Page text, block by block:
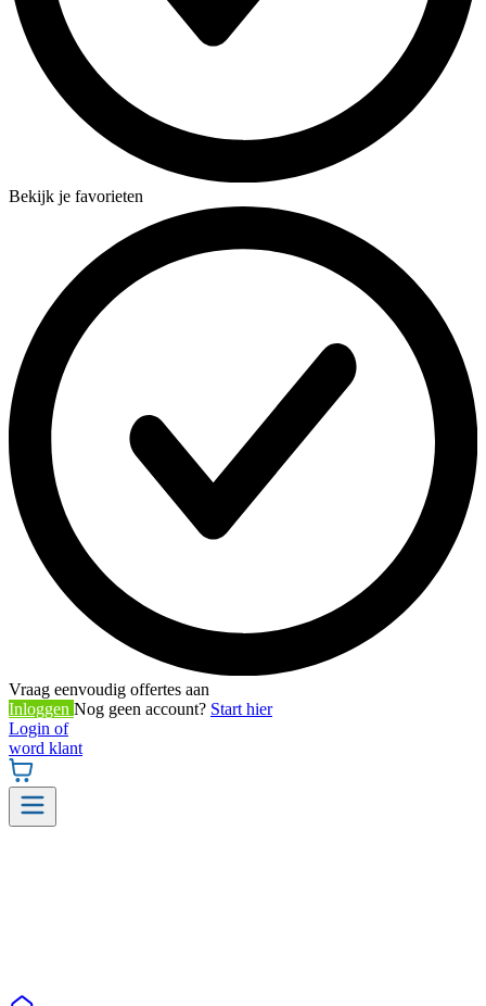
Bekijk je favorieten
Vraag eenvoudig offertes aan
Inloggen Nog geen account? Start hier
Login of
word klant